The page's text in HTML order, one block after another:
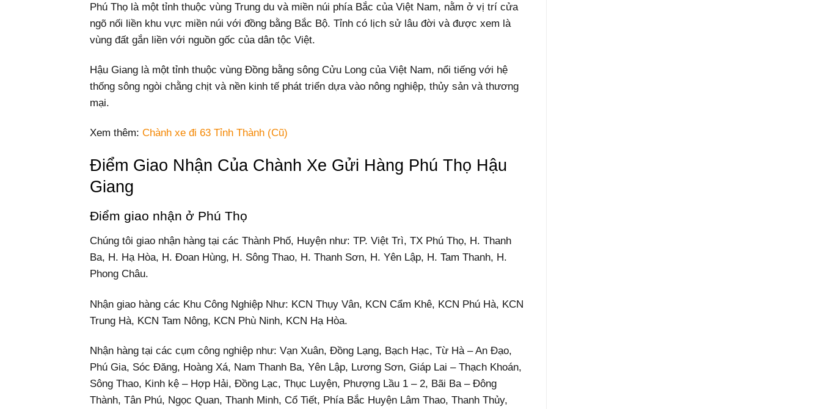
Phú Thọ là một tỉnh thuộc vùng Trung du và miền núi phía Bắc của Việt Nam, nằm ở vị trí cửa
ngõ nối liền khu vực miền núi với đồng bằng Bắc Bộ. Tỉnh có lịch sử lâu đời và được xem là
vùng đất gắn liền với nguồn gốc của dân tộc Việt.
Hậu Giang là một tỉnh thuộc vùng Đồng bằng sông Cửu Long của Việt Nam, nổi tiếng với hệ
thống sông ngòi chằng chịt và nền kinh tế phát triển dựa vào nông nghiệp, thủy sản và thương
mại.
Xem thêm: Chành xe đi 63 Tỉnh Thành (Cũ)
Điểm Giao Nhận Của Chành Xe Gửi Hàng Phú Thọ Hậu
Giang
Điểm giao nhận ở Phú Thọ
Chúng tôi giao nhận hàng tại các Thành Phố, Huyện như: TP. Việt Trì, TX Phú Thọ, H. Thanh
Ba, H. Hạ Hòa, H. Đoan Hùng, H. Sông Thao, H. Thanh Sơn, H. Yên Lập, H. Tam Thanh, H.
Phong Châu.
Nhận giao hàng các Khu Công Nghiệp Như: KCN Thụy Vân, KCN Cẩm Khê, KCN Phú Hà, KCN
Trung Hà, KCN Tam Nông, KCN Phù Ninh, KCN Hạ Hòa.
Nhận hàng tại các cụm công nghiệp như: Vạn Xuân, Đồng Lạng, Bạch Hạc, Từ Hà – An Đạo,
Phú Gia, Sóc Đăng, Hoàng Xá, Nam Thanh Ba, Yên Lập, Lương Sơn, Giáp Lai – Thạch Khoán,
Sông Thao, Kinh kệ – Hợp Hải, Đồng Lạc, Thục Luyện, Phượng Lầu 1 – 2, Bãi Ba – Đông
Thành, Tân Phú, Ngọc Quan, Thanh Minh, Cổ Tiết, Phía Bắc Huyện Lâm Thao, Thanh Thủy,